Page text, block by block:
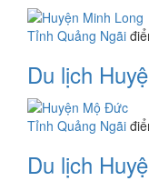
Tỉnh Quảng Ngãi
Du lịch
Tỉnh Quảng Ngãi
Du lịch